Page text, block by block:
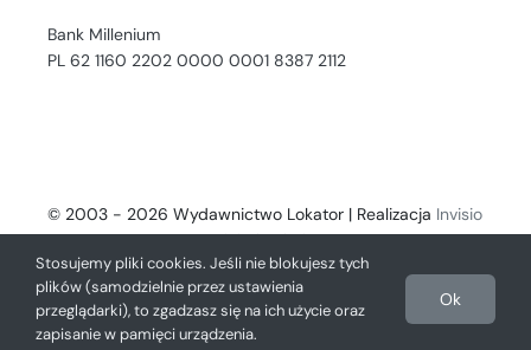
Bank Millenium
PL 62 1160 2202 0000 0001 8387 2112
© 2003 - 2026 Wydawnictwo Lokator | Realizacja Invisio
- Digital Solutions
Stosujemy pliki cookies. Jeśli nie blokujesz tych
plików (samodzielnie przez ustawienia
przeglądarki), to zgadzasz się na ich użycie oraz
zapisanie w pamięci urządzenia.
Ok